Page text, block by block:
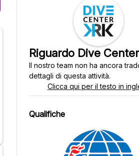
Riguardo Dive
Il nostro team non ha ancora
dettagli di questa attività.
Clicca qui per il testo in
Qualifiche